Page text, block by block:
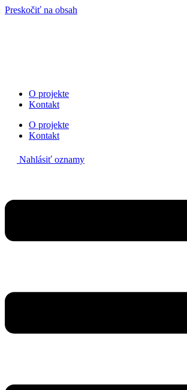
Preskočiť na obsah
O projekte
Kontakt
O projekte
Kontakt
Nahlásiť oznamy